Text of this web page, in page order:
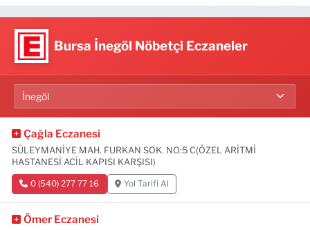
Bursa İnegöl Nöbetçi Eczaneler
Çağla Eczanesi
SÜLEYMANİYE MAH. FURKAN SOK. NO:5 C(ÖZEL ARİTMİ
HASTANESİ ACİL KAPISI KARŞISI)
0 (540) 277 77 16 Yol Tarifi Al
Ömer Eczanesi